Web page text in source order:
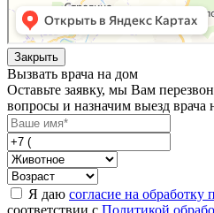
Закрыть
Вызвать врача на дом
Оставьте заявку, мы Вам
вопросы и назначим выезд врача
Я даю согласие на
соответствии с Политикой